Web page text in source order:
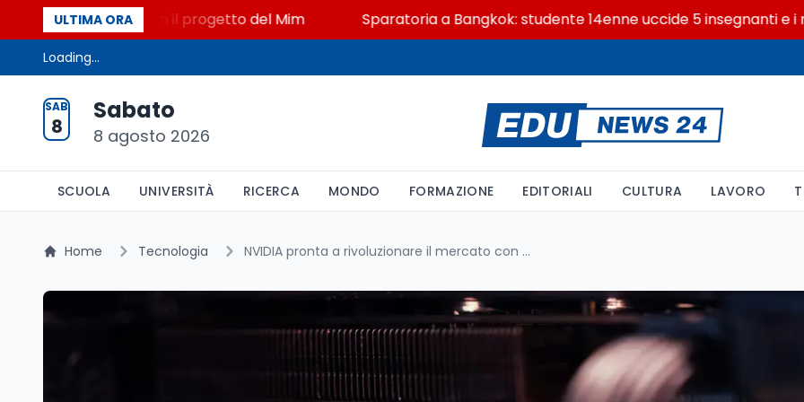
ULTIMA ORA
a Lerici con il progetto del Mim Sparatoria a Bangkok: studente 14enne uccide 5 insegnanti e i nonni
Loading...
SAB
8
Sabato
8 agosto 2026
SCUOLA UNIVERSITÀ RICERCA MONDO FORMAZIONE EDITORIALI CULTURA LAVORO
Home Tecnologia NVIDIA pronta a rivoluzionare il mercato con una scheda video superiore alla RTX 5090? Tutto sulle nuove indiscrezioni